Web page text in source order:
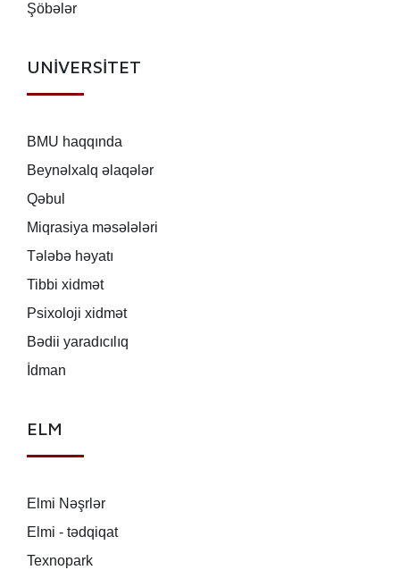
Şöbələr
UNİVERSİTET
BMU haqqında
Beynəlxalq əlaqələr
Qəbul
Miqrasiya məsələləri
Tələbə həyatı
Tibbi xidmət
Psixoloji xidmət
Bədii yaradıcılıq
İdman
ELM
Elmi Nəşrlər
Elmi - tədqiqat
Texnopark